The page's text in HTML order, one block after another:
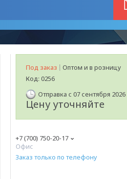
Под заказ
Оптом и в розницу
Код: 0256
Отправка с 07 сентября 2026
Цену уточняйте
+7 (700) 750-20-17
Офис
Заказ только по телефону